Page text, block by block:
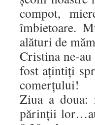
compot,
îmbietoare.
alături de
Cristina ne-
fost ațintiți
comerțului!
Ziua a
părinții